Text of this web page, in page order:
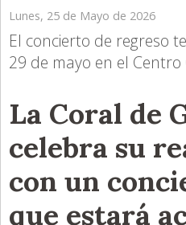
Lunes, 25 de Mayo de 2026
El concierto de regreso
29 de mayo en el
La Coral de
celebra su
con un
que estará